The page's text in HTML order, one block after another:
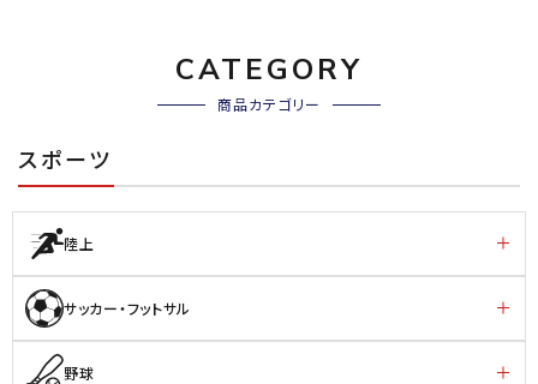
CATEGORY
商品カテゴリー
スポーツ
陸上
サッカー・フットサル
野球